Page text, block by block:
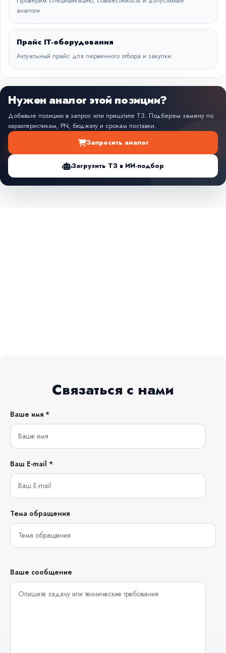
аналоги.
Прайс IT-оборудования
Актуальный прайс для первичного отбора и закупки.
Нужен аналог этой позиции?
Добавьте позицию в запрос или пришлите ТЗ. Подберем замену по
характеристикам, PN, бюджету и срокам поставки.
Запросить аналог
Загрузить ТЗ в ИИ-подбор
Связаться с нами
Ваше имя *
Ваш E-mail *
Тема обращения
Ваше сообщение